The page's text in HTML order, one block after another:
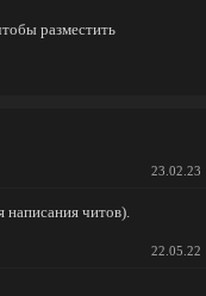
разместить
23.02.23
написания читов).
22.05.22